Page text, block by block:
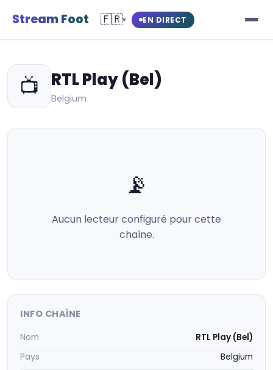
Stream Foot 🇫🇷▾ EN DIRECT
📺 RTL Play (Bel)
Belgium
📡
Aucun lecteur configuré pour cette
chaîne.
INFO CHAÎNE
Nom
RTL Play (Bel)
Pays
Belgium